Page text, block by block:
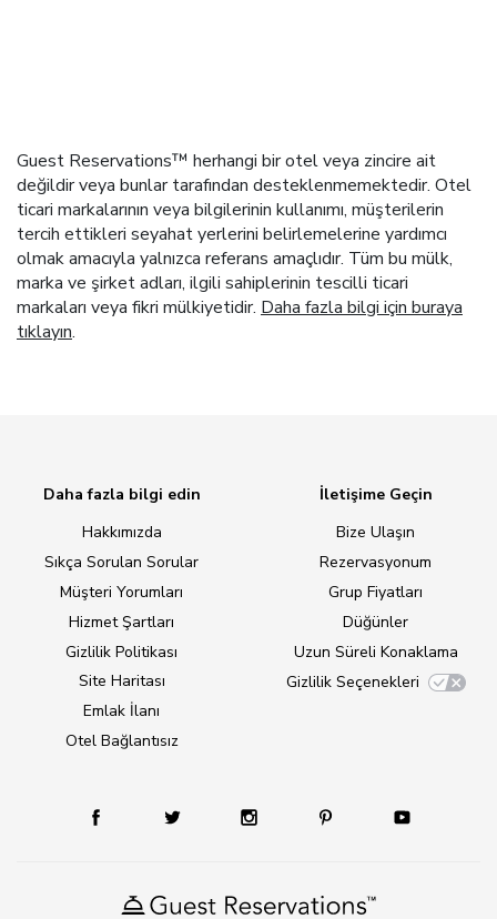
Guest Reservations™ herhangi bir otel veya zincire ait
değildir veya bunlar tarafından desteklenmemektedir. Otel
ticari markalarının veya bilgilerinin kullanımı, müşterilerin
tercih ettikleri seyahat yerlerini belirlemelerine yardımcı
olmak amacıyla yalnızca referans amaçlıdır. Tüm bu mülk,
marka ve şirket adları, ilgili sahiplerinin tescilli ticari
markaları veya fikri mülkiyetidir. Daha fazla bilgi için buraya
tıklayın.
Daha fazla bilgi edin
Hakkımızda
Sıkça Sorulan Sorular
Müşteri Yorumları
Hizmet Şartları
Gizlilik Politikası
Site Haritası
Emlak İlanı
Otel Bağlantısız
İletişime Geçin
Bize Ulaşın
Rezervasyonum
Grup Fiyatları
Düğünler
Uzun Süreli Konaklama
Gizlilik Seçenekleri